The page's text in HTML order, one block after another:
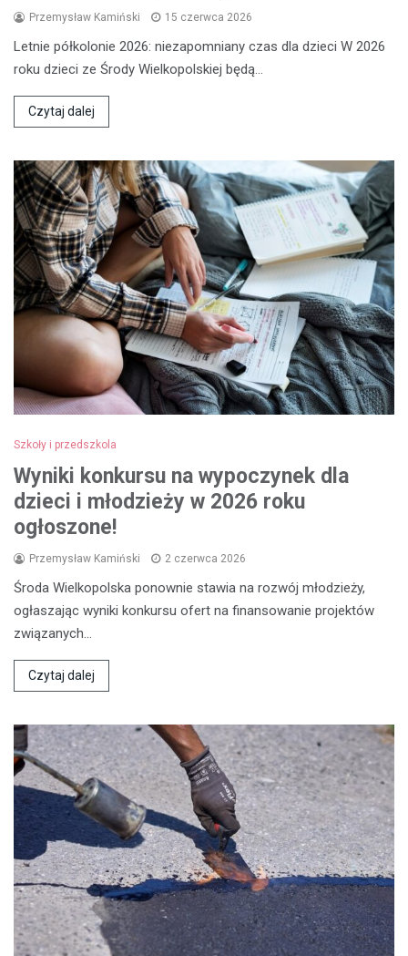
Przemysław Kamiński 15 czerwca 2026
Letnie półkolonie 2026: niezapomniany czas dla dzieci W 2026
roku dzieci ze Środy Wielkopolskiej będą…
Czytaj dalej
Szkoły i przedszkola
Wyniki konkursu na wypoczynek dla
dzieci i młodzieży w 2026 roku
ogłoszone!
Przemysław Kamiński 2 czerwca 2026
Środa Wielkopolska ponownie stawia na rozwój młodzieży,
ogłaszając wyniki konkursu ofert na finansowanie projektów
związanych…
Czytaj dalej